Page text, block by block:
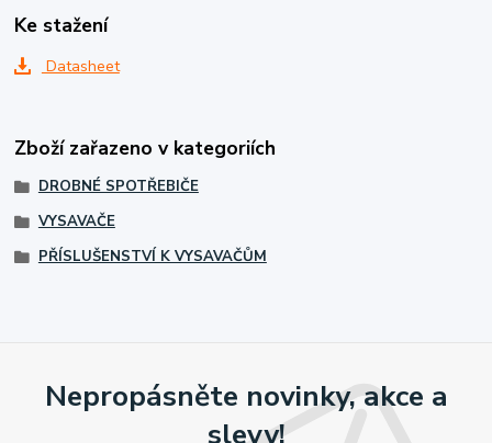
Ke stažení
Datasheet
Zboží zařazeno v kategoriích
DROBNÉ SPOTŘEBIČE
VYSAVAČE
PŘÍSLUŠENSTVÍ K VYSAVAČŮM
Nepropásněte novinky, akce a
slevy!